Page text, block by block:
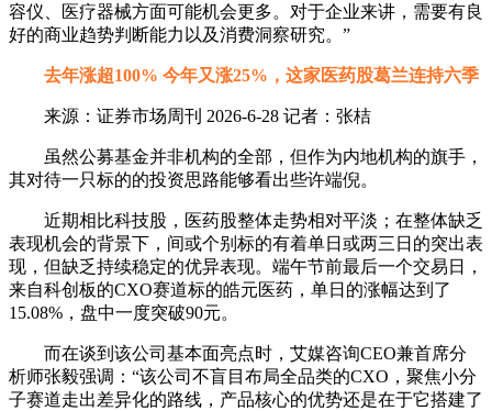
容仪、医疗器械方面可能机会更多。对于企业来讲，需要有良
好的商业趋势判断能力以及消费洞察研究。”
去年涨超100% 今年又涨25%，这家医药股葛兰连持六季
来源：证券市场周刊 2026-6-28 记者：张桔
虽然公募基金并非机构的全部，但作为内地机构的旗手，
其对待一只标的的投资思路能够看出些许端倪。
近期相比科技股，医药股整体走势相对平淡；在整体缺乏
表现机会的背景下，间或个别标的有着单日或两三日的突出表
现，但缺乏持续稳定的优异表现。端午节前最后一个交易日，
来自科创板的CXO赛道标的皓元医药，单日的涨幅达到了
15.08%，盘中一度突破90元。
而在谈到该公司基本面亮点时，艾媒咨询CEO兼首席分
析师张毅强调：“该公司不盲目布局全品类的CXO，聚焦小分
子赛道走出差异化的路线，产品核心的优势还是在于它搭建了